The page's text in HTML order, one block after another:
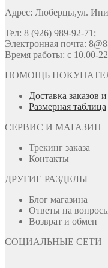
Адрес: Люберцы,ул.
Тел: 8 (926) 989-92-71;
Электронная почта:
Время работы: с 10.00-
ПОМОЩЬ
Доставка заказов
Размерная таблица
СЕРВИС И МАГАЗИН
Трекинг заказа
Контакты
ДРУГИЕ РАЗДЕЛЫ
Блог магазина
Ответы на
Возврат и обмен
СОЦИАЛЬНЫЕ СЕТИ